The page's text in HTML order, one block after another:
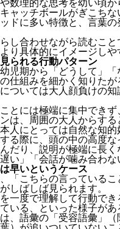
数理的な思考を幼い頃
ャッチボールがぎこち
ドに多い特徴と、言葉
し合わせながら読むこ
り具体的にイメージし
られる行動パターン
児期から「どうして」
仕組みを細かく知りた
ついては大人顔負けの
とには極端に集中でき
は、周囲の大人からす
人にとっては自然な知
る際に、頭の中の高度
だり、説明が極端に長
い」「会話が噛み合わ
早いというケース
「こちらの言っている
しばしば見られます。
一度で理解して行動で
いる、といった様子が
、語彙の「受容語彙」